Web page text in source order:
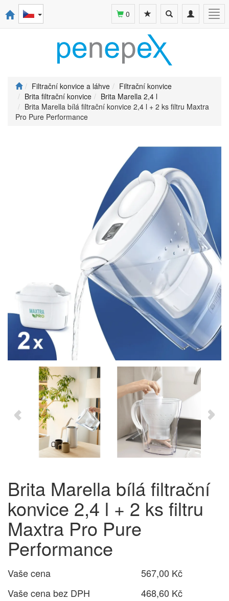
Toggle
navigation
Toggle
search
0
Filtrační konvice a láhve
Filtrační konvice
Brita filtrační konvice
Brita Marella 2,4 l
Brita Marella bílá filtrační konvice 2,4 l + 2 ks filtru Maxtra
Pro Pure Performance
Brita Marella bílá filtrační
konvice 2,4 l + 2 ks filtru
Maxtra Pro Pure
Performance
Vaše cena
567,00 Kč
Vaše cena bez DPH
468,60 Kč